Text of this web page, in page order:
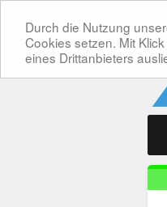
Durch die Nutzung
Cookies setzen. Mit
eines Drittanbieters